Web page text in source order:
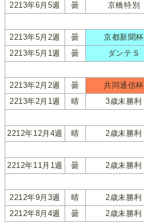
2213年6月5週
曇 京橋特別
2213年5月2週 曇 京都新聞杯
2213年5月1週
曇 ダンテＳ
2213年2月2週 曇 共同通信杯
2213年2月1週
晴 3歳未勝利
2212年12月4週 晴 2歳未勝利
2212年11月1週 曇 2歳未勝利
2212年9月3週 晴 2歳未勝利
2212年8月4週
曇 2歳未勝利